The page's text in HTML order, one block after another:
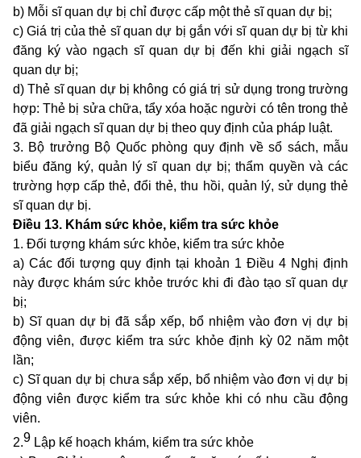
b) Mỗi sĩ quan dự bị chỉ được cấp một thẻ sĩ quan dự bị;
c) Giá trị của thẻ sĩ quan dự bị gắn với sĩ quan dự bị từ khi
đăng ký vào ngạch sĩ quan dự bị đến khi giải ngạch sĩ
quan dự bị;
d) Thẻ sĩ quan dự bị không có giá trị sử dụng trong trường
hợp: Thẻ bị sửa chữa, tẩy xóa hoặc người có tên trong thẻ
đã giải ngạch sĩ quan dự bị theo quy định của pháp luật.
3. Bộ trưởng Bộ Quốc phòng quy định về sổ sách, mẫu
biểu đăng ký, quản lý sĩ quan dự bị; thẩm quyền và các
trường hợp cấp thẻ, đổi thẻ, thu hồi, quản lý, sử dụng thẻ
sĩ quan dự bị.
Điều 13. Khám sức khỏe, kiểm tra sức khỏe
1. Đối tượng khám sức khỏe, kiểm tra sức khỏe
a) Các đối tượng quy định tại khoản 1 Điều 4 Nghị định
này được khám sức khỏe trước khi đi đào tạo sĩ quan dự
bị;
b) Sĩ quan dự bị đã sắp xếp, bổ nhiệm vào đơn vị dự bị
động viên, được kiểm tra sức khỏe định kỳ 02 năm một
lần;
c) Sĩ quan dự bị chưa sắp xếp, bổ nhiệm vào đơn vị dự bị
động viên được kiểm tra sức khỏe khi có nhu cầu động
viên.
2.9 Lập kế hoạch khám, kiểm tra sức khỏe